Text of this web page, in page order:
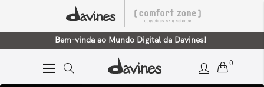
Bem-vinda ao Mundo Digital da Davines!
Alternar
0